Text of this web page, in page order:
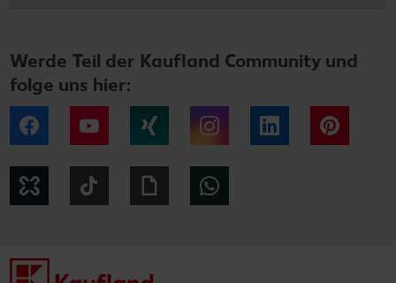
Werde Teil der Kaufland Community und
folge uns hier:
Facebook YouTube Instagram LinkedIn
Kununu Giphy